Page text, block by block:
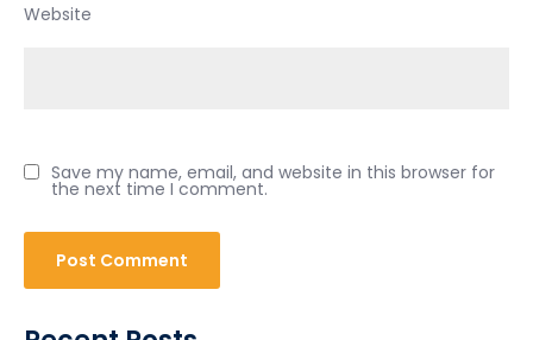
Website
Save my name, email, and website in this browser for
the next time I comment.